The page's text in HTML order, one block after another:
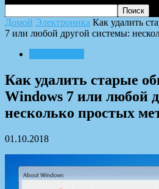
Домой Электроника Как удалить
7 или любой другой системы:
Как удалить старые
Windows 7 или любой
несколько простых
01.10.2018